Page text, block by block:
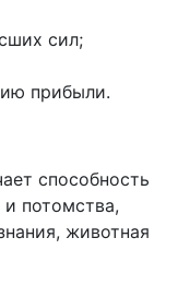
сил;
прибыли.
способность
потомства,
животная